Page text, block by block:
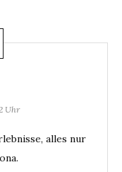
Uhr
alles nur